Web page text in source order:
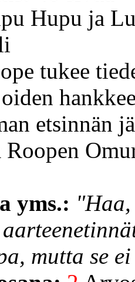
Hupu ja
tukee
etsinnän
Roopen
yms.:
mutta se